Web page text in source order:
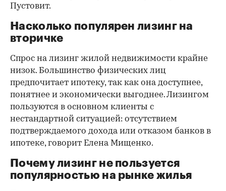
Пустовит.
Насколько популярен лизинг на
вторичке
Спрос на лизинг жилой недвижимости крайне
низок. Большинство физических лиц
предпочитает ипотеку, так как она доступнее,
понятнее и экономически выгоднее. Лизингом
пользуются в основном клиенты с
нестандартной ситуацией: отсутствием
подтверждаемого дохода или отказом банков в
ипотеке, говорит Елена Мищенко.
Почему лизинг не пользуется
популярностью на рынке жилья